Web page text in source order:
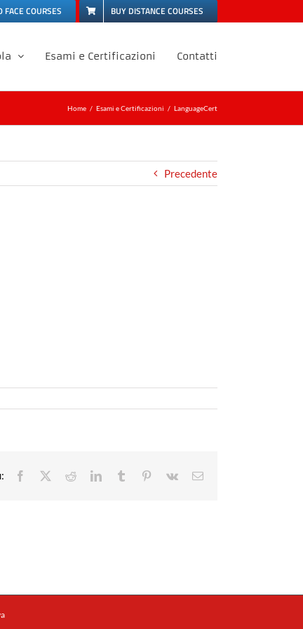
FACE COURSES BUY DISTANCE COURSES
Esami e Certificazioni Contatti
Home Esami e Certificazioni LanguageCert
Precedente
Facebook RedditLinkedInTumblr Pinterest
Vk Email